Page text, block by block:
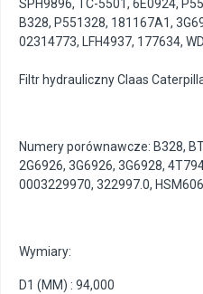
SPH9896, TC-5501, 6E0924,
B328, P551328, 181167A1,
02314773, LFH4937, 177634,
Filtr hydrauliczny Claas
Numery porównawcze: B328,
2G6926, 3G6926, 3G6928,
0003229970, 322997.0,
Wymiary:
D1 (MM) : 94,000